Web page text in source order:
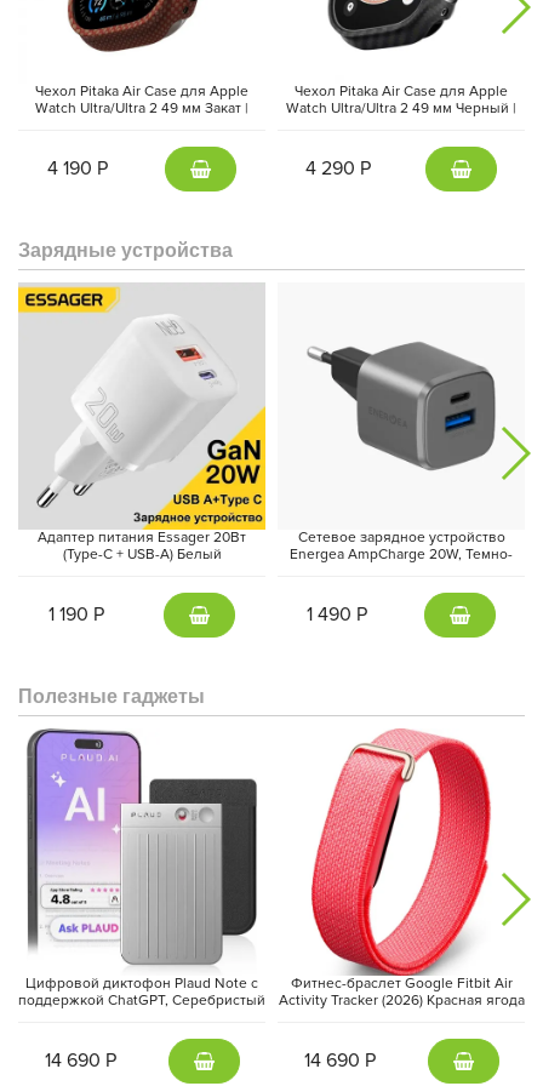
Производительность без
компромиссов
Сердцем часов является новейший процессор S9, который
мощнее S8 на 50% и гарантирует мгновенный отклик
и высокую производительность. Благодаря оптимизированной
архитектуре и режиму пониженной яркости до 1 нит Apple
Watch Ultra второго поколения способны проработать
до 36 часов на одном заряде.
Ваш личный фитнес-тренер
Apple Watch Ultra 2 представляют собой революцию в мире
активность, пульс, и даже уровень кислорода в крови.
С многочисленными режимами тренировок, часы
адаптируются к различным видам физической активности,
предоставляя персональные рекомендации для достижения
ваших фитнес-целей.
Чехол Pitaka Air Case для Apple
Watch Ultra/Ultra 2 49 мм Закат |
4 190 Р
Чехол Pitaka Air Case для Apple
Watch Ultra/Ultra 2 49 мм Черный |
4 290 Р
Зарядные устройства
Адаптер питания Essager 20Вт
(Type-C + USB-A) Белый
1 190 Р
Сетевое зарядное устройство
Energea AmpCharge 20W, Темно-
1 490 Р
Полезные гаджеты
Цифровой диктофон Plaud Note с
поддержкой ChatGPT, Серебристый
14 690 Р
Фитнес-браслет Google Fitbit Air
Activity Tracker (2026) Красная ягода
14 690 Р